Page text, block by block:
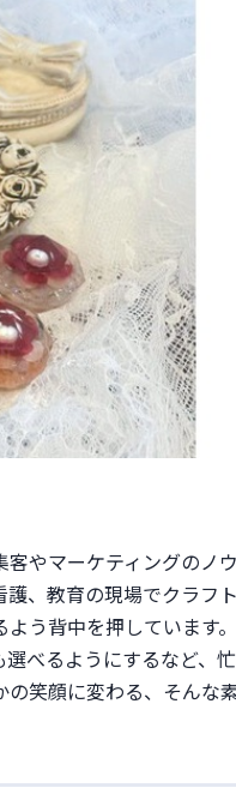
やマーケティングのノウ
、教育の現場でクラフト
う背中を押しています。
べるようにするなど、
笑顔に変わる、そんな